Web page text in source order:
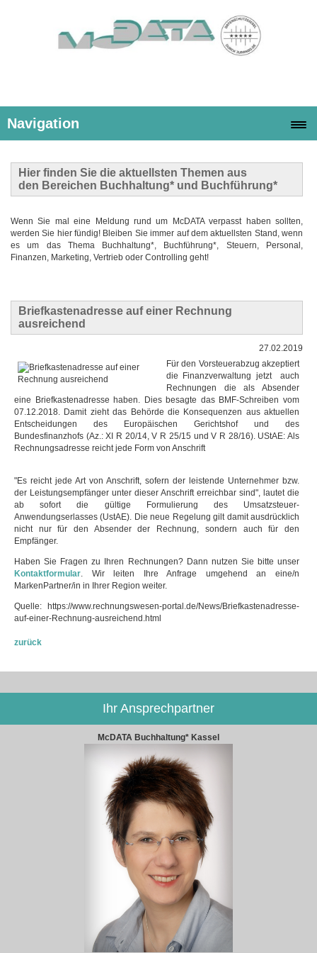
Navigation
Hier finden Sie die aktuellsten Themen aus
den Bereichen Buchhaltung* und Buchführung*
Wenn Sie mal eine Meldung rund um McDATA verpasst haben sollten,
werden Sie hier fündig! Bleiben Sie immer auf dem aktuellsten Stand, wenn
es um das Thema Buchhaltung*, Buchführung*, Steuern, Personal,
Finanzen, Marketing, Vertrieb oder Controlling geht!
Briefkastenadresse auf einer Rechnung
ausreichend
27.02.2019
Für den Vorsteuerabzug akzeptiert
die Finanzverwaltung jetzt auch
Rechnungen die als Absender
eine Briefkastenadresse haben. Dies besagte das BMF-Schreiben vom
07.12.2018. Damit zieht das Behörde die Konsequenzen aus aktuellen
Entscheidungen des Europäischen Gerichtshof und des
Bundesfinanzhofs (Az.: XI R 20/14, V R 25/15 und V R 28/16). UStAE: Als
Rechnungsadresse reicht jede Form von Anschrift
"Es reicht jede Art von Anschrift, sofern der leistende Unternehmer bzw.
der Leistungsempfänger unter dieser Anschrift erreichbar sind", lautet die
ab sofort die gültige Formulierung des Umsatzsteuer-
Anwendungserlasses (UstAE). Die neue Regelung gilt damit ausdrücklich
nicht nur für den Absender der Rechnung, sondern auch für den
Empfänger.
Haben Sie Fragen zu Ihren Rechnungen? Dann nutzen Sie bitte unser
Kontaktformular. Wir leiten Ihre Anfrage umgehend an eine/n
MarkenPartner/in in Ihrer Region weiter.
Quelle: https://www.rechnungswesen-portal.de/News/Briefkastenadresse-
auf-einer-Rechnung-ausreichend.html
zurück
Ihr Ansprechpartner
McDATA Buchhaltung* Kassel